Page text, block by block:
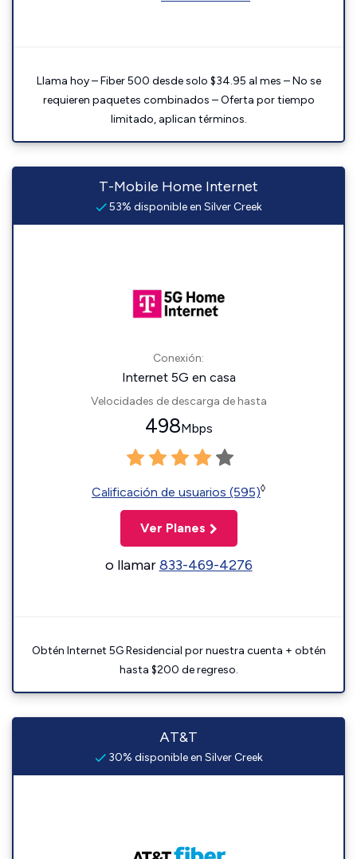
Llama hoy – Fiber 500 desde solo $34.95 al mes – No se
requieren paquetes combinados – Oferta por tiempo
limitado, aplican términos.
T-Mobile Home Internet
53% disponible en Silver Creek
Conexión:
Internet 5G en casa
Velocidades de descarga de hasta
498Mbps
Calificación de usuarios (595)◊
Ver Planes
o llamar833-469-4276
Obtén Internet 5G Residencial por nuestra cuenta + obtén
hasta $200 de regreso.
AT&T
30% disponible en Silver Creek